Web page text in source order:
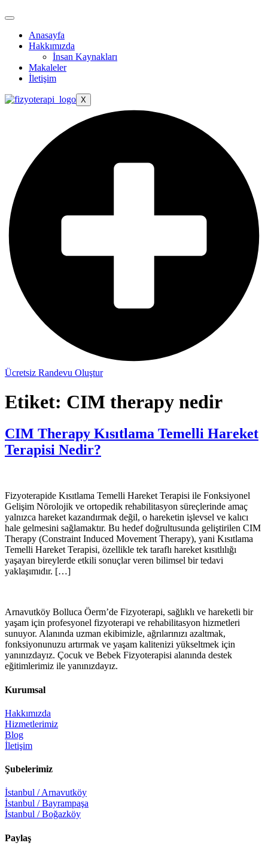
Anasayfa
Hakkımızda
İnsan Kaynakları
Makaleler
İletişim
X
Ücretsiz Randevu Oluştur
Etiket: CIM therapy nedir
CIM Therapy Kısıtlama Temelli Hareket
Terapisi Nedir?
Fizyoterapide Kısıtlama Temelli Hareket Terapisi ile Fonksiyonel
Gelişim Nörolojik ve ortopedik rehabilitasyon süreçlerinde amaç
yalnızca hareket kazandırmak değil, o hareketin işlevsel ve kalıcı
hale gelmesini sağlamaktır. Bu hedef doğrultusunda geliştirilen CIM
Therapy (Constraint Induced Movement Therapy), yani Kısıtlama
Temelli Hareket Terapisi, özellikle tek taraflı hareket kısıtlılığı
yaşayan bireylerde etkili sonuçlar veren bilimsel bir tedavi
yaklaşımıdır. […]
Arnavutköy Bolluca Öerm’de Fizyoterapi, sağlıklı ve hareketli bir
yaşam için profesyonel fizyoterapi ve rehabilitasyon hizmetleri
sunuyor. Alanında uzman ekibimizle, ağrılarınızı azaltmak,
fonksiyonunuzu artırmak ve yaşam kalitenizi yükseltmek için
yanınızdayız. Çocuk ve Bebek Fizyoterapisi alanında destek
eğitimlerimiz ile yanınızdayız.
Kurumsal
Hakkımızda
Hizmetlerimiz
Blog
İletişim
Şubelerimiz
İstanbul / Arnavutköy
İstanbul / Bayrampaşa
İstanbul / Boğazköy
Paylaş